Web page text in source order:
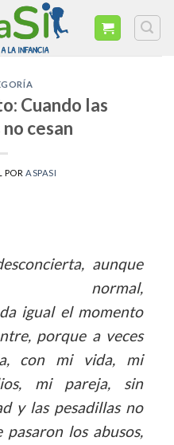
Cuando las
cesan
POR ASPASI
aunque
normal,
igual el momento
porque a veces
con mi vida, mi
mi pareja, sin
y las pesadillas no
pasaron los abusos,